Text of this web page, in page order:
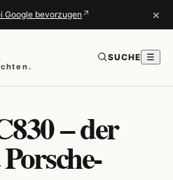
Google bevorzugen ↗ ×
SUCHE ☰
– der